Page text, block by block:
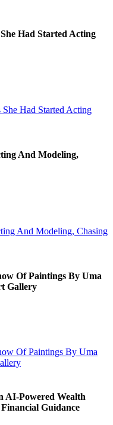
Had Started Acting
And Modeling,
Of Paintings By Uma
Gallery
AI-Powered Wealth
Guidance